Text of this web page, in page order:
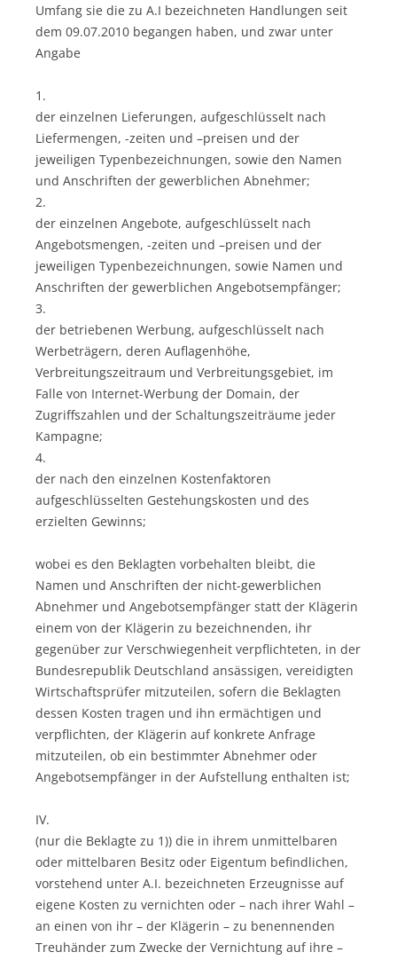
Umfang sie die zu A.I bezeichneten Handlungen seit
dem 09.07.2010 begangen haben, und zwar unter
Angabe
1.
der einzelnen Lieferungen, aufgeschlüsselt nach
Liefermengen, -zeiten und –preisen und der
jeweiligen Typenbezeichnungen, sowie den Namen
und Anschriften der gewerblichen Abnehmer;
2.
der einzelnen Angebote, aufgeschlüsselt nach
Angebotsmengen, -zeiten und –preisen und der
jeweiligen Typenbezeichnungen, sowie Namen und
Anschriften der gewerblichen Angebotsempfänger;
3.
der betriebenen Werbung, aufgeschlüsselt nach
Werbeträgern, deren Auflagenhöhe,
Verbreitungszeitraum und Verbreitungsgebiet, im
Falle von Internet-Werbung der Domain, der
Zugriffszahlen und der Schaltungszeiträume jeder
Kampagne;
4.
der nach den einzelnen Kostenfaktoren
aufgeschlüsselten Gestehungskosten und des
erzielten Gewinns;
wobei es den Beklagten vorbehalten bleibt, die
Namen und Anschriften der nicht-gewerblichen
Abnehmer und Angebotsempfänger statt der Klägerin
einem von der Klägerin zu bezeichnenden, ihr
gegenüber zur Verschwiegenheit verpflichteten, in der
Bundesrepublik Deutschland ansässigen, vereidigten
Wirtschaftsprüfer mitzuteilen, sofern die Beklagten
dessen Kosten tragen und ihn ermächtigen und
verpflichten, der Klägerin auf konkrete Anfrage
mitzuteilen, ob ein bestimmter Abnehmer oder
Angebotsempfänger in der Aufstellung enthalten ist;
IV.
(nur die Beklagte zu 1)) die in ihrem unmittelbaren
oder mittelbaren Besitz oder Eigentum befindlichen,
vorstehend unter A.I. bezeichneten Erzeugnisse auf
eigene Kosten zu vernichten oder – nach ihrer Wahl –
an einen von ihr – der Klägerin – zu benennenden
Treuhänder zum Zwecke der Vernichtung auf ihre –